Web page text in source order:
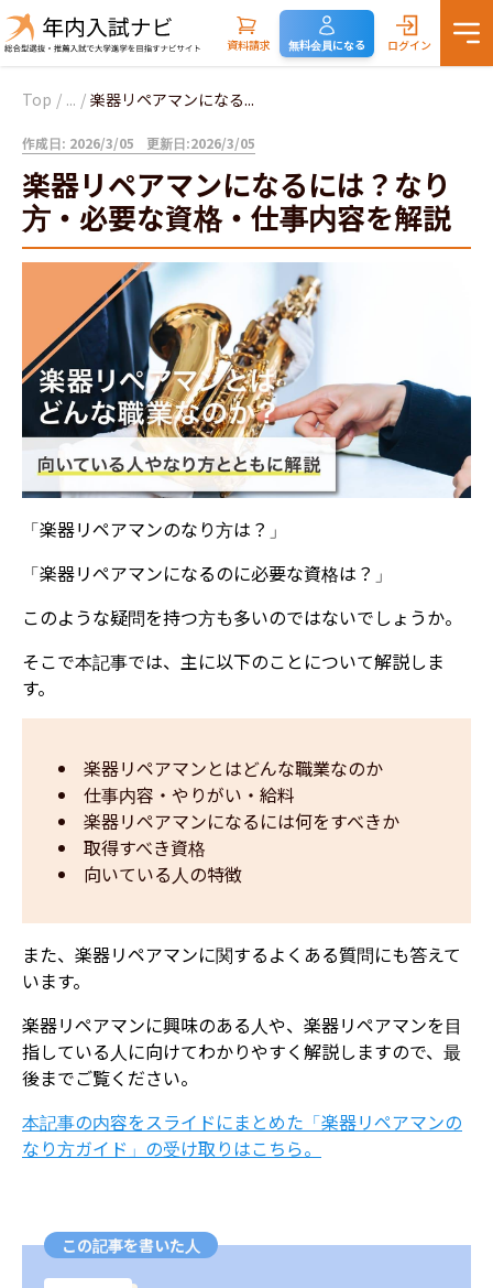
資料請求 無料会員になる ログイン
Top / ... / 楽器リペアマンになる...
作成日: 2026/3/05 更新日:2026/3/05
楽器リペアマンになるには？なり
方・必要な資格・仕事内容を解説
「楽器リペアマンのなり方は？」
「楽器リペアマンになるのに必要な資格は？」
このような疑問を持つ方も多いのではないでしょうか。
そこで本記事では、主に以下のことについて解説しま
す。
楽器リペアマンとはどんな職業なのか
仕事内容・やりがい・給料
楽器リペアマンになるには何をすべきか
取得すべき資格
向いている人の特徴
また、楽器リペアマンに関するよくある質問にも答えて
います。
楽器リペアマンに興味のある人や、楽器リペアマンを目
指している人に向けてわかりやすく解説しますので、最
後までご覧ください。
本記事の内容をスライドにまとめた「楽器リペアマンの
なり方ガイド」の受け取りはこちら。
この記事を書いた人